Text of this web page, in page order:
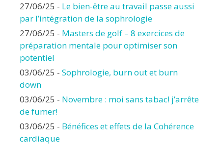
27/06/25 - Le bien-être au travail passe aussi
par l’intégration de la sophrologie
27/06/25 - Masters de golf – 8 exercices de
préparation mentale pour optimiser son
potentiel
03/06/25 - Sophrologie, burn out et burn
down
03/06/25 - Novembre : moi sans tabac! j’arrête
de fumer!
03/06/25 - Bénéfices et effets de la Cohérence
cardiaque